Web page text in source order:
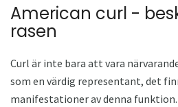
American curl -
rasen
Curl är inte bara att vara
som en värdig representant, det
manifestationer av denna